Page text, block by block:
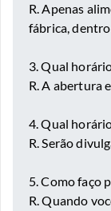
R. Apenas
fábrica,
3. Qual
R. A abertura
4. Qual
R. Serão
5. Como faço
R. Quando